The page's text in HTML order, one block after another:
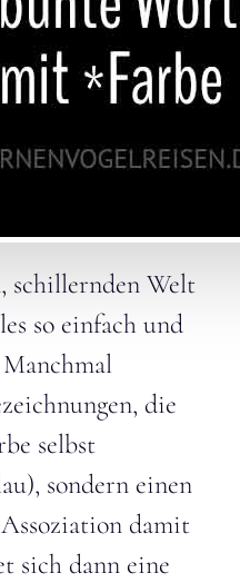
schillernden Welt
so einfach und
die
selbst
sondern einen
damit
sich dann eine